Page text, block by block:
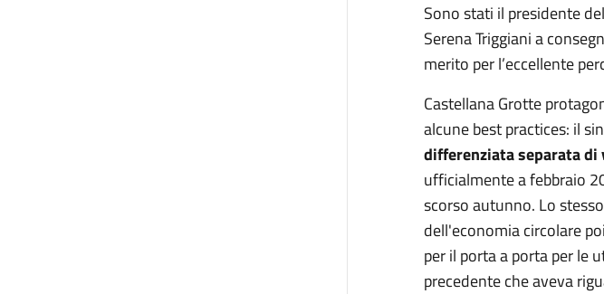
Sono stati il presidente
Serena Triggiani a
merito per l’eccellente
Castellana Grotte
alcune best practices: il
differenziata separata di
ufficialmente a febbraio
scorso autunno. Lo
dell'economia circolare
per il porta a porta per le
precedente che aveva